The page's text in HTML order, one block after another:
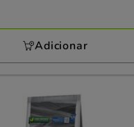
Adicionar